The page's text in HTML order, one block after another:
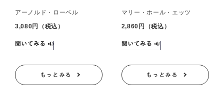
アーノルド・ローベル
3,080円（税込）
もっとみる
マリー・ホール・エッツ
2,860円（税込）
もっとみる